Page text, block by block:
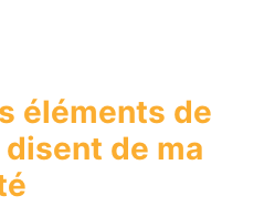
éléments de
de ma